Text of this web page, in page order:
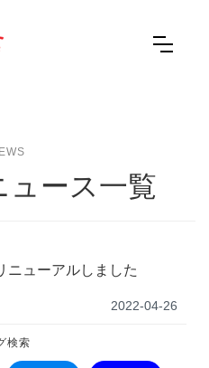
ュース一覧
ニューアルしました
2022-04-26
検索